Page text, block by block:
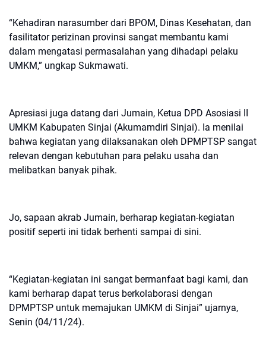
“Kehadiran narasumber dari BPOM, Dinas Kesehatan, dan
fasilitator perizinan provinsi sangat membantu kami
dalam mengatasi permasalahan yang dihadapi pelaku
UMKM,” ungkap Sukmawati.
Apresiasi juga datang dari Jumain, Ketua DPD Asosiasi II
UMKM Kabupaten Sinjai (Akumamdiri Sinjai). Ia menilai
bahwa kegiatan yang dilaksanakan oleh DPMPTSP sangat
relevan dengan kebutuhan para pelaku usaha dan
melibatkan banyak pihak.
Jo, sapaan akrab Jumain, berharap kegiatan-kegiatan
positif seperti ini tidak berhenti sampai di sini.
“Kegiatan-kegiatan ini sangat bermanfaat bagi kami, dan
kami berharap dapat terus berkolaborasi dengan
DPMPTSP untuk memajukan UMKM di Sinjai” ujarnya,
Senin (04/11/24).